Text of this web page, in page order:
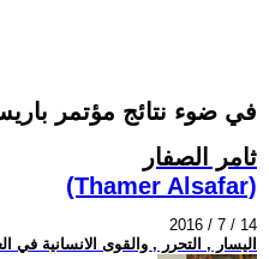
في ضوء نتائج مؤتمر
ثامر الصفار
(Thamer Alsafar)
2016 / 7 / 14
اليسار , التحرر , والقوى الانسانية في